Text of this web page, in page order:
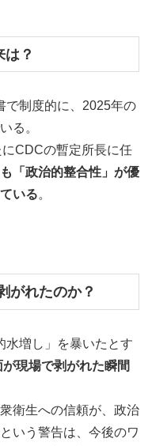
？
で制度的に、2025年の
る。
CDCの暫定所長に任
「政治的整合性」が優
いる。
がれたのか？
水増し」を暴いたとす
が現場で剥がれた瞬間
衛生への信頼が、政治
いう警告は、今後のワ